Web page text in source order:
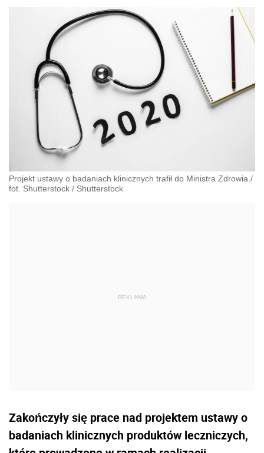
Projekt ustawy o badaniach klinicznych trafił do Ministra Zdrowia./
fot. Shutterstock / Shutterstock
Zakończyły się prace nad projektem ustawy o
badaniach klinicznych produktów leczniczych,